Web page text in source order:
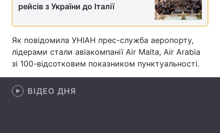
Техно і зв'язок
Здоров'я Туризм
Цікавинки Погода
Екологія
рейсів з України до Італії
Як повідомила УНІАН прес-служба аеропорту,
лідерами стали авіакомпанії Air Malta, Air Arabia
зі 100-відсотковим показником пунктуальності.
ВІДЕО ДНЯ